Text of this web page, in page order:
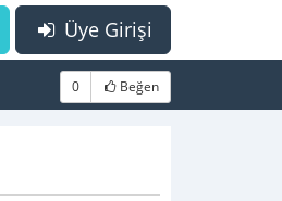
Üye Girişi
0 Beğen